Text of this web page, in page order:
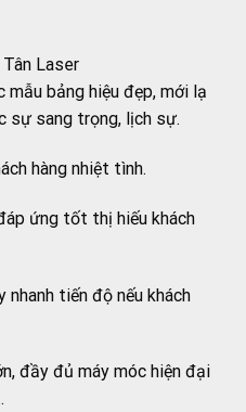
Laser
bảng hiệu đẹp, mới lạ
sự sang trọng, lịch sự.
hàng nhiệt tình.
ứng tốt thị hiếu khách
tiến độ nếu khách
đầy đủ máy móc hiện đại